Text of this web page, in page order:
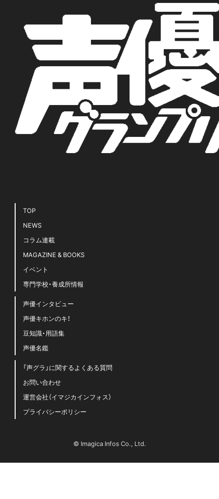
TOP
NEWS
コラム連載
MAGAZINE & BOOKS
イベント
専門学校・養成所情報
声優インタビュー
声優キホンのキ！
豆知識・用語集
声優名鑑
「声グラ」に関するよくある質問
お問い合わせ
運営会社（イマジカインフォス）
プライバシーポリシー
© Imagica Infos Co., Ltd.